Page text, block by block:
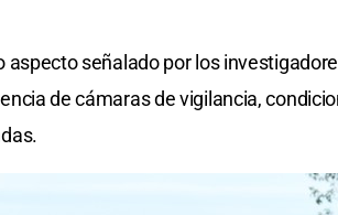
aspecto señalado por los
de cámaras de vigilancia,